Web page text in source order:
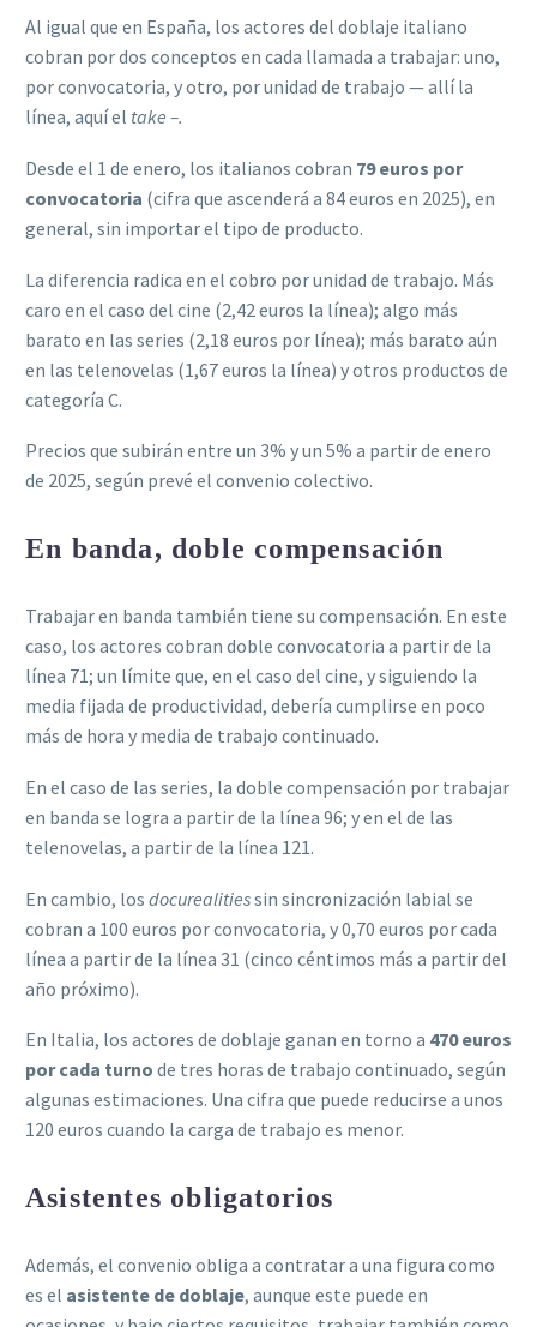
Al igual que en España, los actores del doblaje italiano
cobran por dos conceptos en cada llamada a trabajar: uno,
por convocatoria, y otro, por unidad de trabajo — allí la
línea, aquí el take –.
Desde el 1 de enero, los italianos cobran 79 euros por
convocatoria (cifra que ascenderá a 84 euros en 2025), en
general, sin importar el tipo de producto.
La diferencia radica en el cobro por unidad de trabajo. Más
caro en el caso del cine (2,42 euros la línea); algo más
barato en las series (2,18 euros por línea); más barato aún
en las telenovelas (1,67 euros la línea) y otros productos de
categoría C.
Precios que subirán entre un 3% y un 5% a partir de enero
de 2025, según prevé el convenio colectivo.
En banda, doble compensación
Trabajar en banda también tiene su compensación. En este
caso, los actores cobran doble convocatoria a partir de la
línea 71; un límite que, en el caso del cine, y siguiendo la
media fijada de productividad, debería cumplirse en poco
más de hora y media de trabajo continuado.
En el caso de las series, la doble compensación por trabajar
en banda se logra a partir de la línea 96; y en el de las
telenovelas, a partir de la línea 121.
En cambio, los docurealitiessin sincronización labial se
cobran a 100 euros por convocatoria, y 0,70 euros por cada
línea a partir de la línea 31 (cinco céntimos más a partir del
año próximo).
En Italia, los actores de doblaje ganan en torno a 470 euros
por cada turno de tres horas de trabajo continuado, según
algunas estimaciones. Una cifra que puede reducirse a unos
120 euros cuando la carga de trabajo es menor.
Asistentes obligatorios
Además, el convenio obliga a contratar a una figura como
es el asistente de doblaje, aunque este puede en